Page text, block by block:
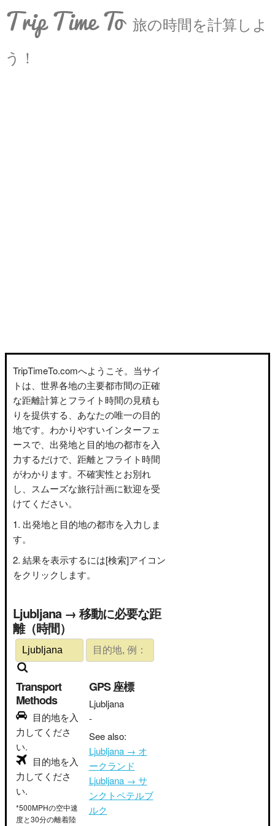
Trip Time To 旅の時間を計算しよ
う！
TripTimeTo.comへようこそ。当サイ
トは、世界各地の主要都市間の正確
な距離計算とフライト時間の見積も
りを提供する、あなたの唯一の目的
地です。わかりやすいインターフェ
ースで、出発地と目的地の都市を入
力するだけで、距離とフライト時間
がわかります。不確実性とお別れ
し、スムーズな旅行計画に歓迎を受
けてください。
出発地と目的地の都市を入力しま
す。
結果を表示するには[検索]アイコン
をクリックします。
Ljubljana → 移動に必要な距
離（時間）
Transport
Methods
目的地を入
力してくださ
い.
目的地を入
力してくださ
い.
*500MPHの空中速
度と30分の離着陸
GPS 座標
Ljubljana
-
See also:
Ljubljana → オ
ークランド
Ljubljana → サ
ンクトペテルブ
ルク